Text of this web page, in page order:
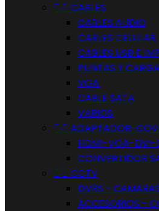
  CABLES
CABLES AUDIO
CABLES CELULAR
CABLES USB E
PUNTAS Y
VGA
CABLE SATA
VARIOS
  ADAPTADOR-
HDMI-VGA-DVI-
CONVERTIDOR
  CCTV
DVRS -
ACCESORIOS -